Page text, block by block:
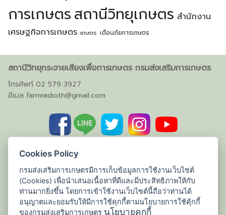
การเกษตรสถานีวิทยุเกษตร สำนักงาน
เศรษฐกิจการเกษตร เกษตร เตือนภัยการเกษตร
สถานีวิทยุกระจายเสียงเพื่อการเกษตร กรมส่งเสริมการเกษตร
โทรศัพท์ 02 579 3927
อีเมล farmradioth@gmail.com
Cookies Policy
กรมส่งเสริมการเกษตรมีการเก็บข้อมูลการใช้งานเว็บไซต์
(Cookies) เพื่อนำเสนอเนื้อหาที่ดีและมีประสิทธิภาพให้กับ
ท่านมากยิ่งขึ้น โดยการเข้าใช้งานเว็บไซต์นี้ถือว่าท่านได้
อนุญาตและยอมรับให้มีการใช้คุกกี้ตามนโยบายการใช้คุ้กกี้
ของกรมส่งเสริมการเกษตร นโยบายคุกกี้